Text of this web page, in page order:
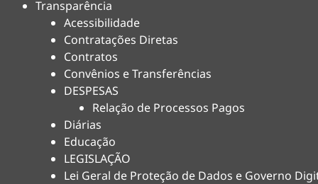
Transparência
Acessibilidade
Contratações Diretas
Contratos
Convênios e Transferências
DESPESAS
Relação de Processos Pagos
Diárias
Educação
LEGISLAÇÃO
Lei Geral de Proteção de Dados e Governo